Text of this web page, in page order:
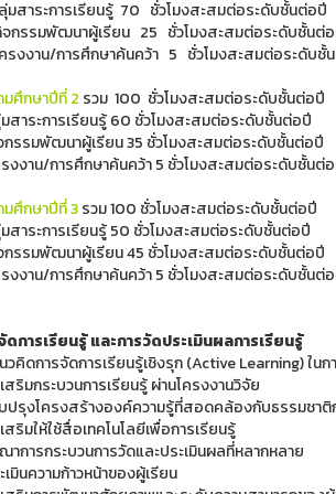
สาระการเรียนรู้ 70 ชั่วโมงสะสมต่อระดับชั้นต่อปี
รรมพัฒนาผู้เรียน 25 ชั่วโมงสะสมต่อระดับชั้นต่
งงาน/การศึกษาค้นคว้า 5 ชั่วโมงสะสมต่อระดับชั้
มศึกษาปีที่ 2 รวม 100 ชั่วโมงสะสมต่อระดับชั้นต่อปี
สาระการเรียนรู้ 60 ชั่วโมงสะสมต่อระดับชั้นต่อปี
รรมพัฒนาผู้เรียน 35 ชั่วโมงสะสมต่อระดับชั้นต่อปี
งงาน/การศึกษาค้นคว้า 5 ชั่วโมงสะสมต่อระดับชั้นต่
มศึกษาปีที่ 3รวม 100 ชั่วโมงสะสมต่อระดับชั้นต่อปี
สาระการเรียนรู้ 50 ชั่วโมงสะสมต่อระดับชั้นต่อปี
รรมพัฒนาผู้เรียน 45 ชั่วโมงสะสมต่อระดับชั้นต่อปี
งงาน/การศึกษาค้นคว้า 5 ชั่วโมงสะสมต่อระดับชั้นต่
ดการเรียนรู้ และการวัดประเมินผลการเรียนรู้
นวคิดการจัดการเรียนรู้เชิงรุก (Active Learning) ใน
สริมกระบวนการเรียนรู้ ผ่านโครงงานวิจัย
ปรุงโครงสร้างองค์ความรู้ที่สอดคล้องกับธรรมชาติ
สริมให้ใช้สื่อเทคโนโลยีเพื่อการเรียนรู้
าการกระบวนการวัดและประเมินผลที่หลากหลาย
เมินความก้าวหน้าของผู้เรียน